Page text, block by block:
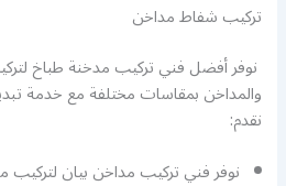
تركيب شفاط مداخن
نوفر أفضل فني تركيب مدخنة طباخ
والمداخن بمقاسات مختلفة مع خدمة
نقدم:
نوفر فني تركيب مداخن بيان